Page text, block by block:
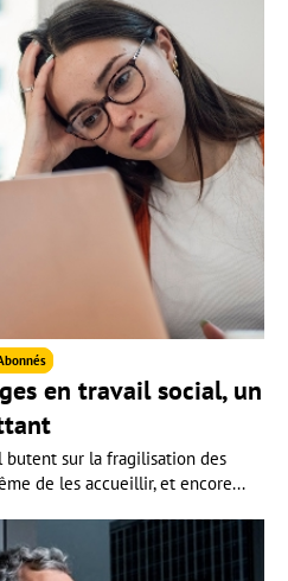
en travail social, un
butent sur la fragilisation des
de les accueillir, et encore...